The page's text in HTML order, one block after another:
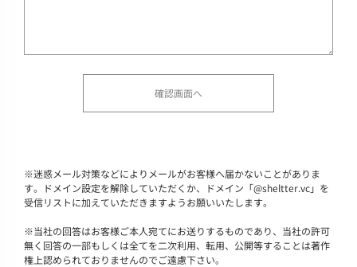
※迷惑メール対策などによりメールがお客様へ届かないことがありま
す。ドメイン設定を解除していただくか、ドメイン「@sheltter.vc」を
受信リストに加えていただきますようお願いいたします。
※当社の回答はお客様ご本人宛てにお送りするものであり、当社の許可
無く回答の一部もしくは全てを二次利用、転用、公開等することは著作
権上認められておりませんのでご遠慮下さい。